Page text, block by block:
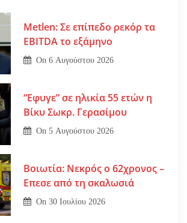
Metlen: Σε επίπεδο ρεκόρ τα
EBITDA το εξάμηνο
On6 Αυγούστου 2026
“Εφυγε” σε ηλικία 55 ετών η
Βίκυ Σωκρ. Γερασίμου
On5 Αυγούστου 2026
Βοιωτία: Νεκρός ο 62χρονος –
Επεσε από τη σκαλωσιά
On30 Ιουλίου 2026